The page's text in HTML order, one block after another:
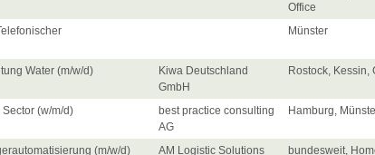
Office
Münster
Water (m/w/d)
Kiwa Deutschland
GmbH
Rostock, Kessin,
(w/m/d)
best practice consulting
AG
Hamburg,
(m/w/d) AM Logistic Solutions bundesweit,